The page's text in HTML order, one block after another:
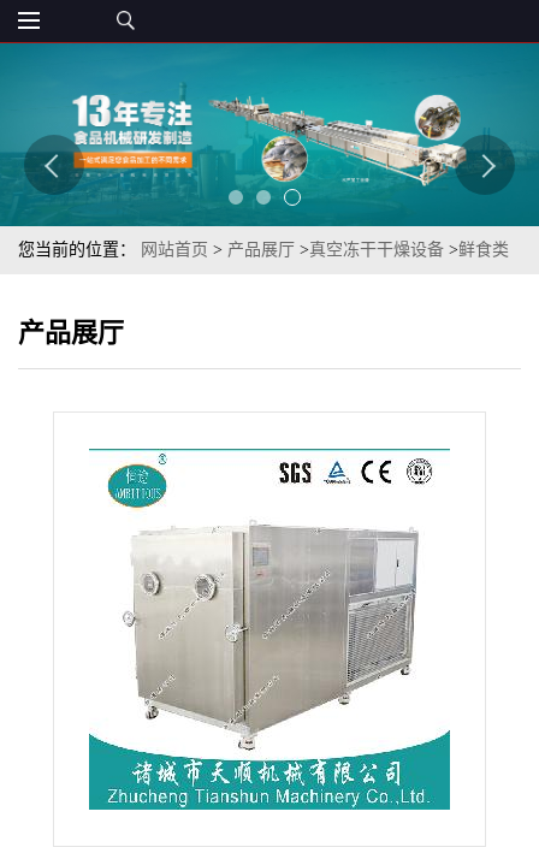
您当前的位置： 网站首页 > 产品展厅 >真空冻干干燥设备 >鲜食类
产品展厅